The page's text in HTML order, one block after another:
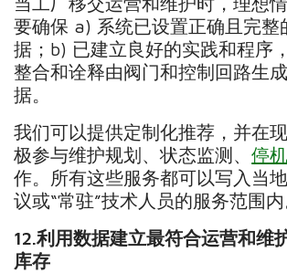
要确保 a) 系统已设置正确且完整
据；b) 已建立良好的实践和程序
整合和诠释由阀门和控制回路生
据。
我们可以提供定制化推荐，并在
极参与维护规划、状态监测、停
作。所有这些服务都可以写入当
议或“常驻”技术人员的服务范围内
12.利用数据建立最符合运营和维
库存